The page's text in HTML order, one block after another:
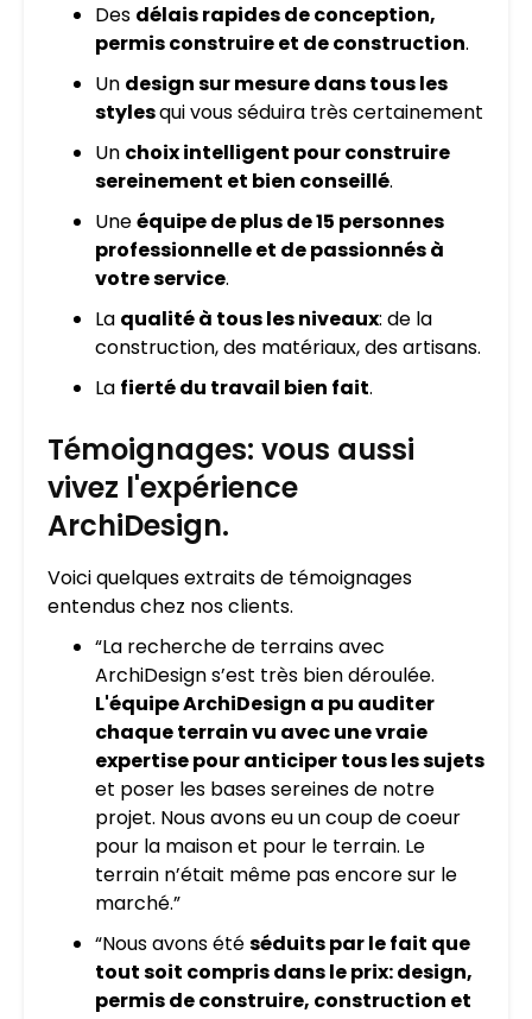
Des délais rapides de conception,
permis construire et de construction.
Un design sur mesure dans tous les
stylesqui vous séduira très certainement
Un choix intelligent pour construire
sereinement et bien conseillé.
Uneéquipe de plus de 15 personnes
professionnelle et de passionnés à
votre service.
La qualité à tous les niveaux: de la
construction, des matériaux, des artisans.
La fierté du travail bien fait.
Témoignages: vous aussi
vivez l'expérience
ArchiDesign.
Voici quelques extraits de témoignages
entendus chez nos clients.
“La recherche de terrains avec
ArchiDesign s’est très bien déroulée.
L'équipe ArchiDesign a pu auditer
chaque terrain vu avec une vraie
expertise pour anticiper tous les sujets
et poser les bases sereines de notre
projet. Nous avons eu un coup de coeur
pour la maison et pour le terrain. Le
terrain n’était même pas encore sur le
marché.”
“Nous avons étéséduits par le fait que
tout soit compris dans le prix: design,
permis de construire, construction et